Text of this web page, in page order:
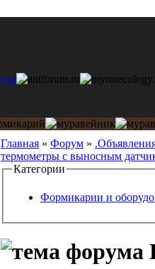
Главная » Форум »
термометры с выносным
Категории
Формикарии и